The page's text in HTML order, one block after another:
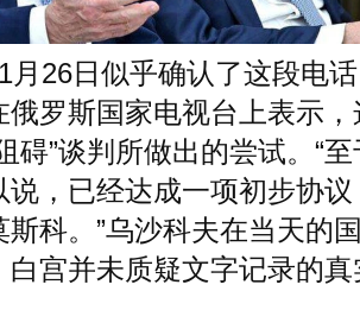
月26日似乎确认了这段电
俄罗斯国家电视台上表示
碍”谈判所做出的尝试。“
说，已经达成一项初步协
科。”乌沙科夫在当天的
白宫并未质疑文字记录的